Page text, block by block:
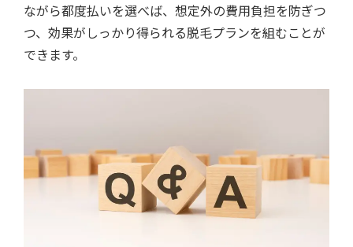
ながら都度払いを選べば、想定外の費用負担を防ぎつ
つ、効果がしっかり得られる脱毛プランを組むことが
できます。